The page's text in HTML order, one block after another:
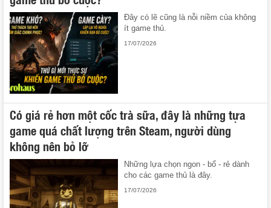
Đây có lẽ cũng là nỗi niềm của không
ít game thủ.
17/07/2026
Có giá rẻ hơn một cốc trà sữa, đây là những tựa
game quá chất lượng trên Steam, người dùng
không nên bỏ lỡ
Những lựa chọn ngon - bổ - rẻ dành
cho các game thủ là đây.
17/07/2026